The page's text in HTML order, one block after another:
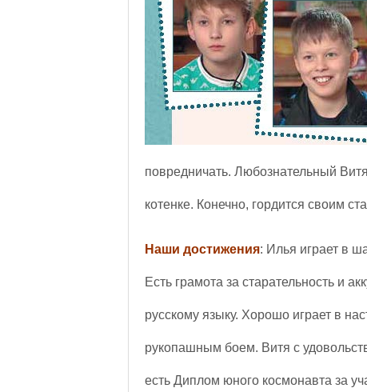
повредничать. Любознательный
котенке. Конечно, гордится своим
Наши достижения: Илья играет в
Есть грамота за старательность и
русскому языку. Хорошо играет в
рукопашным боем. Витя с
есть Диплом юного космонавта за